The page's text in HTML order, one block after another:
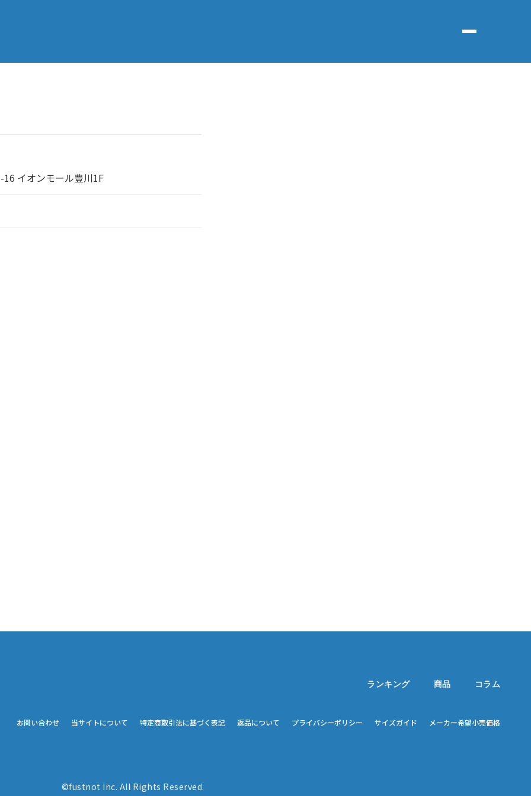
イオンモール豊川1F
ランキング 商品 コラム
お問い合わせ 当サイトについて 特定商取引法に基づく表記 返品について プライバシーポリシー サイズガイド メーカー希望小売価格
©fustnot Inc. All Rights Reserved.